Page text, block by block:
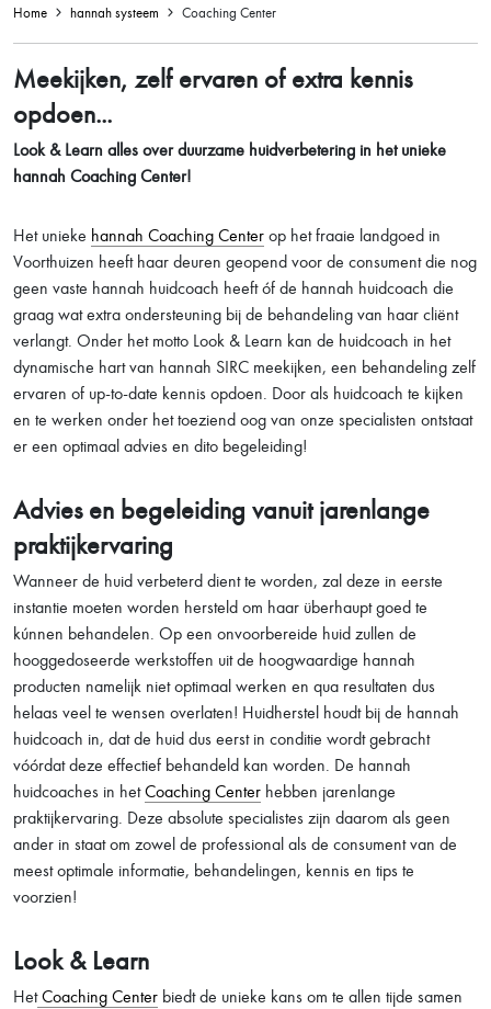
Home hannah systeem Coaching Center
Meekijken, zelf ervaren of extra kennis
opdoen...
Look & Learn alles over duurzame huidverbetering in het unieke
hannah Coaching Center!
Het unieke hannah Coaching Center op het fraaie landgoed in
Voorthuizen heeft haar deuren geopend voor de consument die nog
geen vaste hannah huidcoach heeft óf de hannah huidcoach die
graag wat extra ondersteuning bij de behandeling van haar cliënt
verlangt. Onder het motto Look & Learn kan de huidcoach in het
dynamische hart van hannah SIRC meekijken, een behandeling zelf
ervaren of up-to-date kennis opdoen. Door als huidcoach te kijken
en te werken onder het toeziend oog van onze specialisten ontstaat
er een optimaal advies en dito begeleiding!
Advies en begeleiding vanuit jarenlange
praktijkervaring
Wanneer de huid verbeterd dient te worden, zal deze in eerste
instantie moeten worden hersteld om haar überhaupt goed te
kúnnen behandelen. Op een onvoorbereide huid zullen de
hooggedoseerde werkstoffen uit de hoogwaardige hannah
producten namelijk niet optimaal werken en qua resultaten dus
helaas veel te wensen overlaten! Huidherstel houdt bij de hannah
huidcoach in, dat de huid dus eerst in conditie wordt gebracht
vóórdat deze effectief behandeld kan worden. De hannah
huidcoaches in hetCoaching Center hebben jarenlange
praktijkervaring. Deze absolute specialistes zijn daarom als geen
ander in staat om zowel de professional als de consument van de
meest optimale informatie, behandelingen, kennis en tips te
voorzien!
Look & Learn
HetCoaching Center biedt de unieke kans om te allen tijde samen